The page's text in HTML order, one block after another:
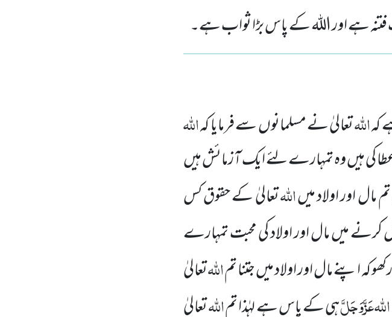
فتنہ ہے اور اللہ کے پاس بڑا ثواب ہے۔
کہاللہتعالیٰ نے مسلمانوں سے فرمایا کہاللہ
عطا کی ہیں وہ تمہارے لئے ایک آزمائش ہیں
مال اور اولاد میںاللہتعالیٰ کے حقوق کس
میں مال اور اولادکی محبت تمہارے
اپنے مال اور اولاد میں جتنا تماللہتعالیٰ
اللہعَزَّوَجَلَّہی کے پاس ہے لہٰذا تماللہتعالیٰ